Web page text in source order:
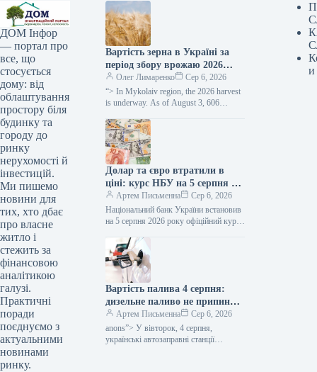
ДОМ Інфор
— портал про
все, що
стосується
дому: від
облаштування
простору біля
будинку та
городу до
ринку
нерухомості й
інвестицій.
Ми пишемо
новини для
тих, хто дбає
про власне
житло і
стежить за
фінансовою
аналітикою
галузі.
Практичні
поради
поєднуємо з
актуальними
новинами
ринку.
Вартість зерна в Україні за
період збору врожаю 2026
року зменшилася приблизно
наполовину —
SuperAgronom.com
Олег Лимаренко
Сер 6, 2026
“> In Mykolaiv region, the 2026 harvest
is underway. As of August 3, 606
leguminous…
Долар та євро втратили в
ціні: курс НБУ на 5 серпня —
Мінфін
Артем Письменна
Сер 6, 2026
Національний банк України встановив
на 5 серпня 2026 року офіційний курс
чином, порівняно з…
Вартість палива 4 серпня:
дизельне паливо не припиняє
зростати в ціні — Мінфін
Артем Письменна
Сер 6, 2026
anons”> У вівторок, 4 серпня,
українські автозаправні станції
и